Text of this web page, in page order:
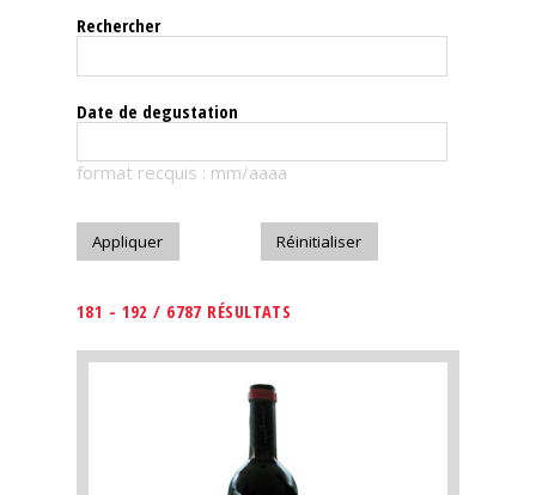
Le
magazine
Télécharger
Rechercher
Date de degustation
format recquis : mm/aaaa
181 - 192 / 6787 RÉSULTATS